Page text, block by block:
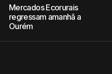
Mercados Ecorurais
regressam amanhã a
Ourém